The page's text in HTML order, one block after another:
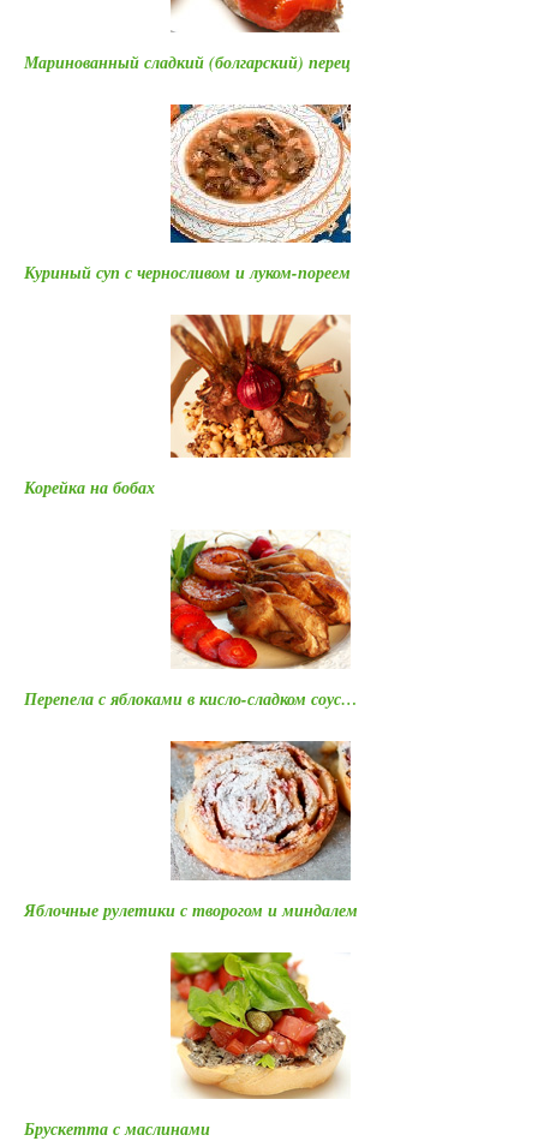
Маринованный сладкий (болгарский) перец
Куриный суп с черносливом и луком-пореем
Корейка на бобах
Перепела с яблоками в кисло-сладком соус…
Яблочные рулетики с творогом и миндалем
Брускетта с маслинами